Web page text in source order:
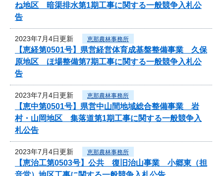
ね地区 暗渠排水第1期工事に関する一般競争入札公
告
2023年7月4日更新 恵那農林事務所
【恵経第0501号】県営経営体育成基盤整備事業 久保
原地区 ほ場整備第7期工事に関する一般競争入札公
告
2023年7月4日更新 恵那農林事務所
【恵中第0501号】県営中山間地域総合整備事業 岩
村・山岡地区 集落道第1期工事に関する一般競争入
札公告
2023年7月4日更新 恵那農林事務所
【恵治工第0503号】公共 復旧治山事業 小郷東（担